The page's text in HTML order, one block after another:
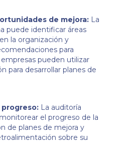
de mejora: La
puede identificar áreas
la organización y
para
empresas pueden utilizar
para desarrollar planes de
La auditoría
el progreso de la
de planes de mejora y
sobre su